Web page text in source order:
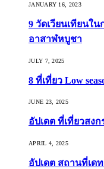
JANUARY 16, 2023
9 วัดเวียนเทียนใ
อาสาฬหบูชา
JULY 7, 2025
8 ที่เที่ยว Low
JUNE 23, 2025
อัปเดต ที่เที่ยวสง
APRIL 4, 2025
อัปเดต สถานที่เด